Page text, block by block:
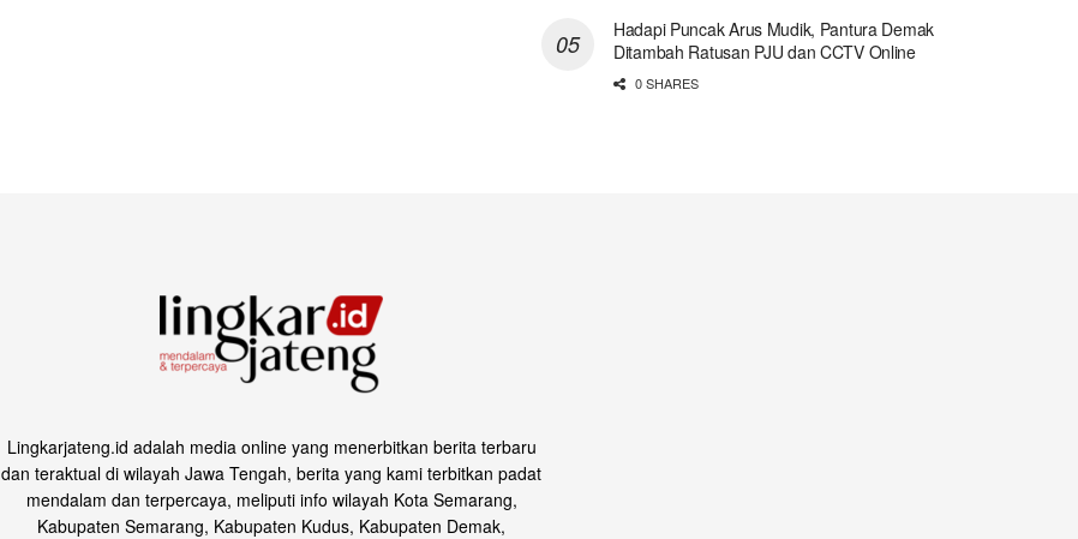
Hadapi Puncak Arus Mudik, Pantura Demak
Ditambah Ratusan PJU dan CCTV Online
0 SHARES
Lingkarjateng.id adalah media online yang menerbitkan berita terbaru
dan teraktual di wilayah Jawa Tengah, berita yang kami terbitkan padat
mendalam dan terpercaya, meliputi info wilayah Kota Semarang,
Kabupaten Semarang, Kabupaten Kudus, Kabupaten Demak,